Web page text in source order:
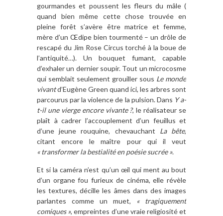
gourmandes et poussent les fleurs du mâle (
quand bien même cette chose trouvée en
pleine forêt s’avère être matrice et femme,
mère d’un Œdipe bien tourmenté – un drôle de
rescapé du Jim Rose Circus torché à la boue de
l’antiquité…). Un bouquet fumant, capable
d’exhaler un dernier soupir. Tout un microcosme
qui semblait seulement grouiller sous Le monde
vivantd’Eugène Green quand ici, les arbres sont
parcourus par la violence de la pulsion. Dans Y a-
t-il une vierge encore vivante ?, le réalisateur se
plaît à cadrer l’accouplement d’un feuillus et
d’une jeune rouquine, chevauchant La bête,
citant encore le maître pour qui il veut
« transformer la bestialité en poésie sucrée ».
Et si la caméra n’est qu’un œil qui ment au bout
d’un organe fou furieux de cinéma, elle révèle
les textures, décille les âmes dans des images
parlantes comme un muet,
« tragiquement
comiques », empreintes d’une vraie religiosité et